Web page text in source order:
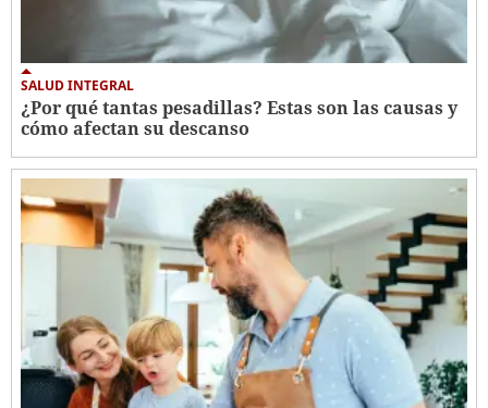
SALUD INTEGRAL
¿Por qué tantas pesadillas? Estas son las causas y
cómo afectan su descanso